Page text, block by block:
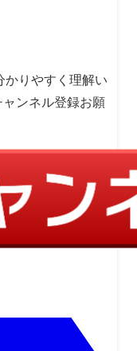
かりやすく理解い
ンネル登録お願